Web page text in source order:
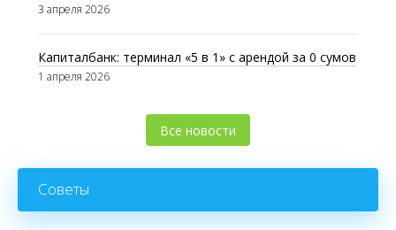
3 апреля 2026
Капиталбанк: терминал «5 в 1» с арендой за 0 сумов
1 апреля 2026
Все новости
Советы